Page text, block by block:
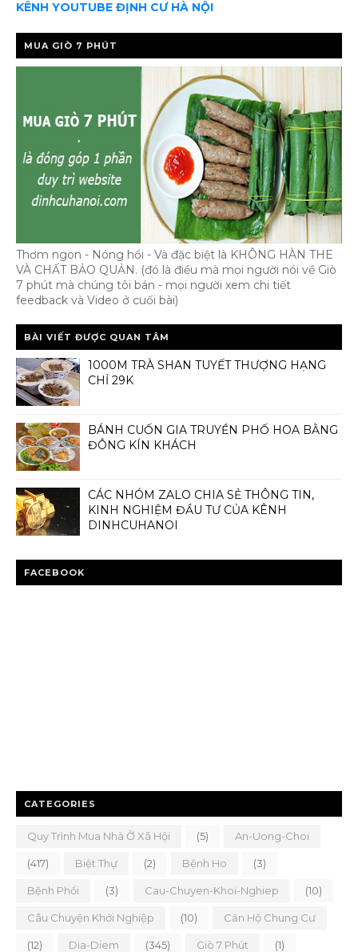
KÊNH YOUTUBE ĐỊNH CƯ HÀ NỘI
MUA GIÒ 7 PHÚT
Thơm ngon - Nóng hổi - Và đặc biệt là KHÔNG HÀN THE
VÀ CHẤT BẢO QUẢN. (đó là điều mà mọi người nói về Giò
7 phút mà chúng tôi bán - mọi người xem chi tiết
feedback và Video ở cuối bài)
BÀI VIẾT ĐƯỢC QUAN TÂM
1000M TRÀ SHAN TUYẾT THƯỢNG HẠNG
CHỈ 29K
BÁNH CUỐN GIA TRUYỀN PHỐ HOA BẰNG
ĐÔNG KÍN KHÁCH
CÁC NHÓM ZALO CHIA SẺ THÔNG TIN,
KINH NGHIỆM ĐẦU TƯ CỦA KÊNH
DINHCUHANOI
FACEBOOK
CATEGORIES
Quy Trình Mua Nhà Ở Xã Hội (5) An-Uong-Choi
(417) Biệt Thự (2) Bệnh Ho (3)
Bệnh Phổi (3) Cau-Chuyen-Khoi-Nghiep (10)
Câu Chuyện Khởi Nghiệp (10) Căn Hộ Chung Cư
(12) Dia-Diem (345) Giò 7 Phút (1)